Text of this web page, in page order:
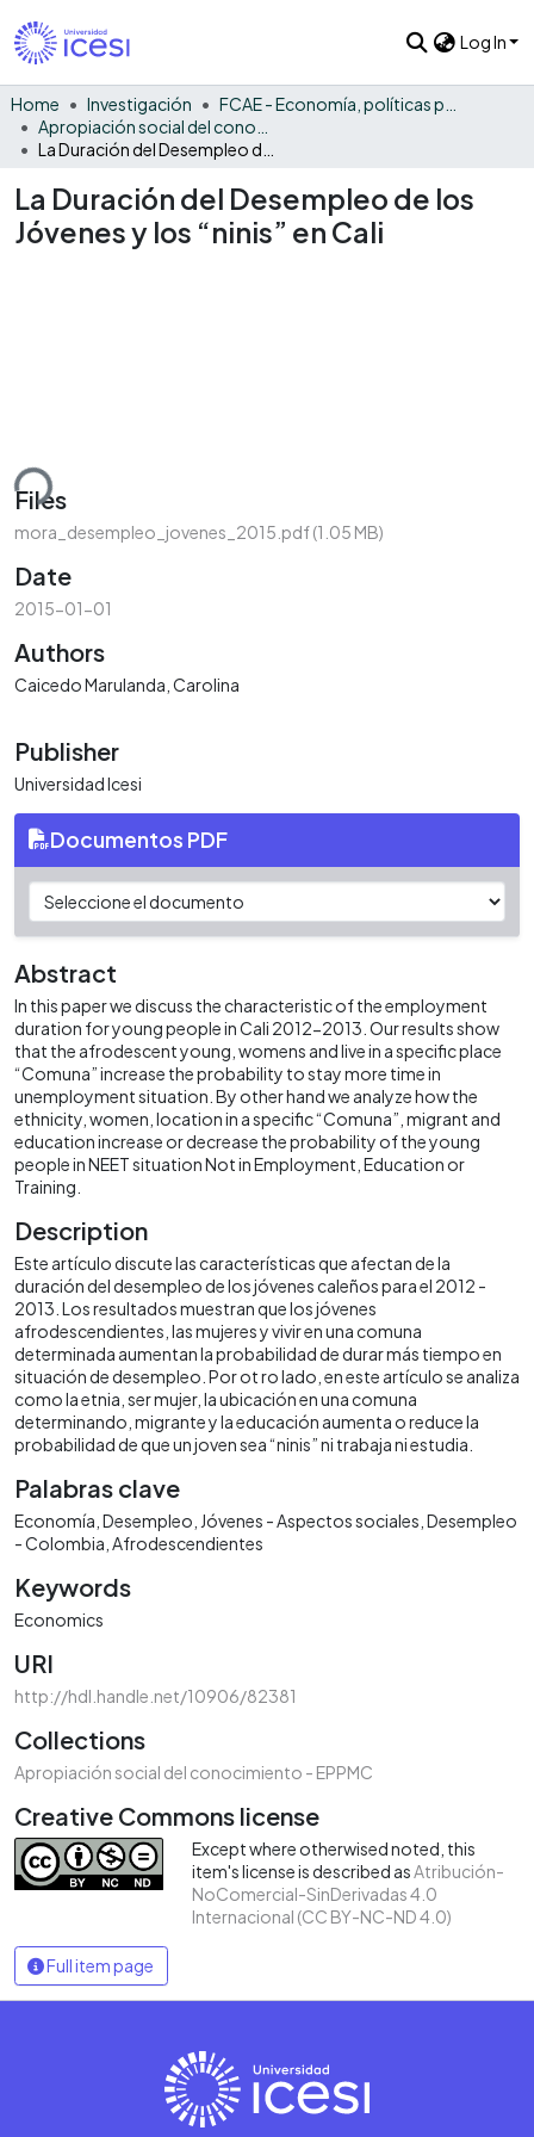
Log In
Home Investigación
La Duración del Desempleo de los
Jóvenes y los “ninis” en Cali
Files
mora_desempleo_jovenes_2015.pdf(1.05 MB)
Date
2015-01-01
Authors
Caicedo Marulanda, Carolina
Publisher
Universidad Icesi
Documentos PDF
Abstract
In this paper we discuss the characteristic of the employment
duration for young people in Cali 2012-2013. Our results show
that the afrodescent young, womens and live in a specific place
“Comuna” increase the probability to stay more time in
unemployment situation. By other hand we analyze how the
ethnicity, women, location in a specific “Comuna”, migrant and
education increase or decrease the probability of the young
people in NEET situation Not in Employment, Education or
Training.
Description
Este artículo discute las características que afectan de la
duración del desempleo de los jóvenes caleños para el 2012 -
2013. Los resultados muestran que los jóvenes
afrodescendientes, las mujeres y vivir en una comuna
determinada aumentan la probabilidad de durar más tiempo en
situación de desempleo. Por ot ro lado, en este artículo se analiza
como la etnia, ser mujer, la ubicación en una comuna
determinando, migrante y la educación aumenta o reduce la
probabilidad de que un joven sea “ninis” ni trabaja ni estudia.
Palabras clave
Economía Desempleo Jóvenes - Aspectos sociales Desempleo
- Colombia Afrodescendientes
Keywords
Economics
URI
http://hdl.handle.net/10906/82381
Collections
Apropiación social del conocimiento - EPPMC
Creative Commons license
Except where otherwised noted, this
item's license is described asAtribución-
NoComercial-SinDerivadas 4.0
Internacional (CC BY-NC-ND 4.0)
Full item page